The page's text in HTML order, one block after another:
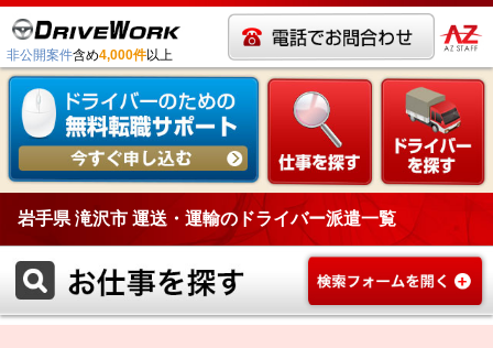
非公開案件含め4,000件以上
岩手県 滝沢市 運送・運輸のドライバー派遣一覧